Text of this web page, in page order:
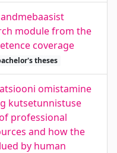
module from the
coverage
theses
omistamine
kutsetunnistuse
professional
and how the
by human